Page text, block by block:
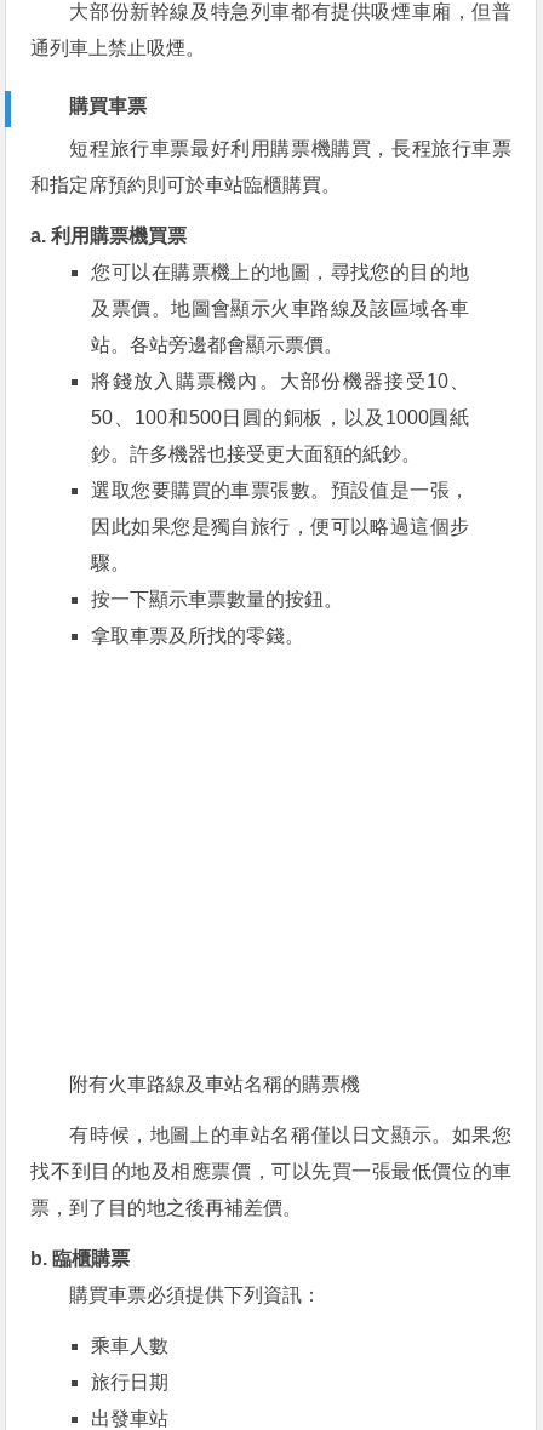
大部份新幹線及特急列車都有提供吸煙車廂，但普
通列車上禁止吸煙。
購買車票
短程旅行車票最好利用購票機購買，長程旅行車票
和指定席預約則可於車站臨櫃購買。
a. 利用購票機買票
您可以在購票機上的地圖，尋找您的目的地
及票價。地圖會顯示火車路線及該區域各車
站。各站旁邊都會顯示票價。
將錢放入購票機內。大部份機器接受10、
50、100和500日圓的銅板，以及1000圓紙
鈔。許多機器也接受更大面額的紙鈔。
選取您要購買的車票張數。預設值是一張，
因此如果您是獨自旅行，便可以略過這個步
驟。
按一下顯示車票數量的按鈕。
拿取車票及所找的零錢。
附有火車路線及車站名稱的購票機
有時候，地圖上的車站名稱僅以日文顯示。如果您
找不到目的地及相應票價，可以先買一張最低價位的車
票，到了目的地之後再補差價。
b. 臨櫃購票
購買車票必須提供下列資訊：
乘車人數
旅行日期
出發車站